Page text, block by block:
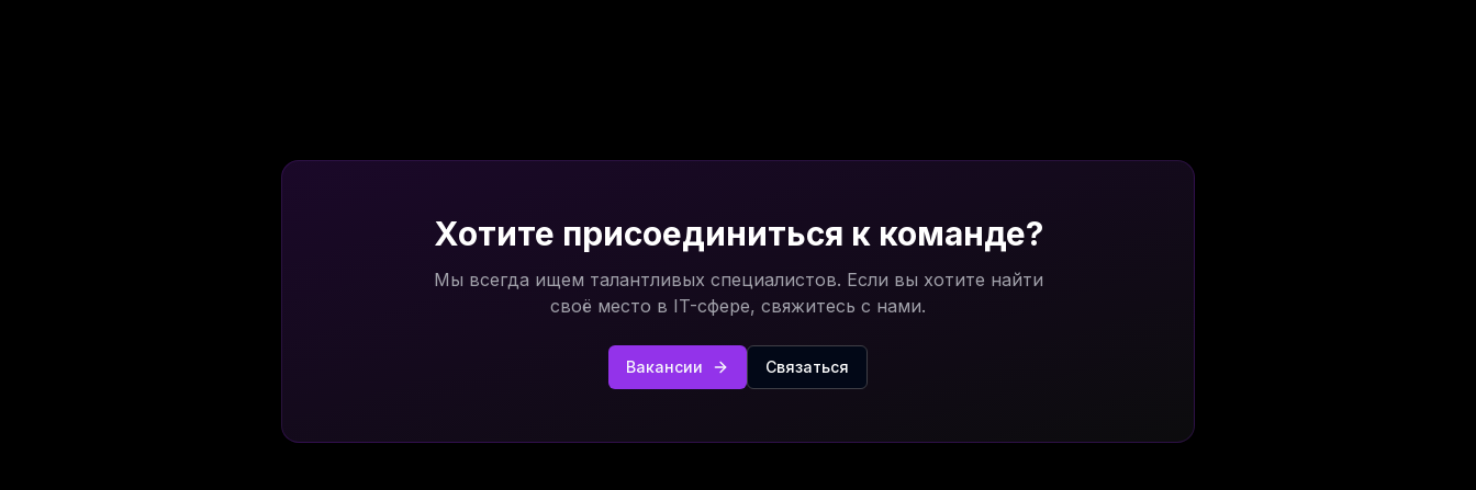
Хотите присоединиться к команде?
Мы всегда ищем талантливых специалистов. Если вы хотите найти
своё место в IT-сфере, свяжитесь с нами.
Вакансии Связаться